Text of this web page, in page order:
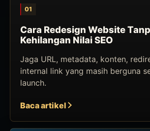
01
Cara Redesign Website
Kehilangan Nilai SEO
Jaga URL, metadata, konten,
internal link yang masih berguna
launch.
Baca artikel